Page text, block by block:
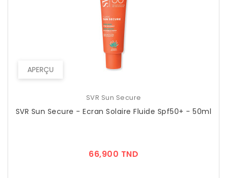
APERÇU
SVR Sun Secure
SVR Sun Secure - Ecran Solaire Fluide Spf50+ - 50ml
66,900 TND